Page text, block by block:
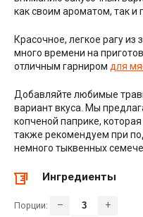
как своим ароматом, так и
Красочное, легкое рагу
много времени на
отличным гарниром для
Добавляйте любимые
вариант вкуса. Мы
копченой паприке,
также рекомендуем при
немного тыквенных
Ингредиенты
Порции: – +